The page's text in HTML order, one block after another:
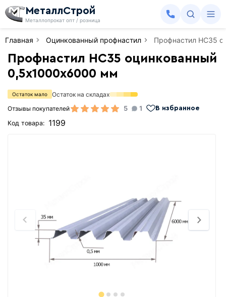
МеталлСтрой
Металлопрокат опт / розница
Главная Оцинкованный профнастил Профнастил НС35
Профнастил НС35 оцинкованный
0,5х1000х6000 мм
Остаток мало
Остаток на складах
Отзывы покупателей
5 1 В избранное
Код товара: 1199